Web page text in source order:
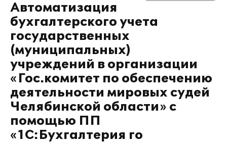
Автоматизация
бухгалтерского учета
государственных
(муниципальных)
учреждений в организации
«Гос.комитет по обеспечению
деятельности мировых судей
Челябинской области» с
помощью ПП
«1С:Бухгалтерия го